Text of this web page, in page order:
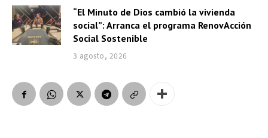
“El Minuto de Dios cambió la vivienda
social”: Arranca el programa RenovAcción
Social Sostenible
3 agosto, 2026